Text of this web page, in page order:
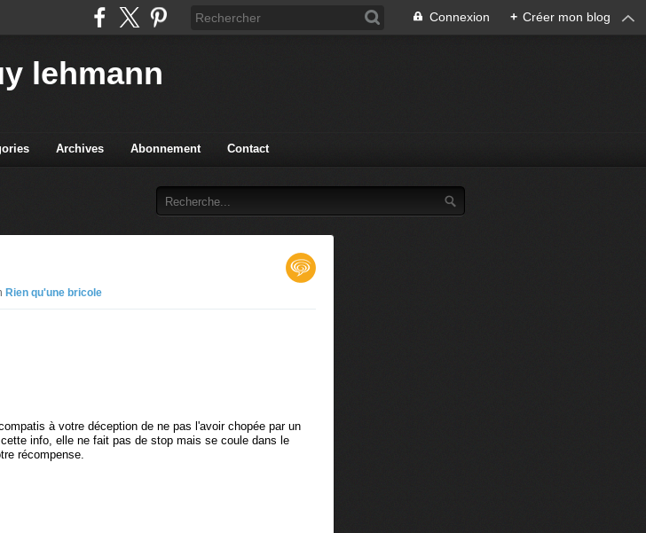
Connexion + Créer mon blog
lehmann
Archives Abonnement Contact
Rien qu'une bricole
à votre déception de ne pas l'avoir chopée par un
info, elle ne fait pas de stop mais se coule dans le
récompense.